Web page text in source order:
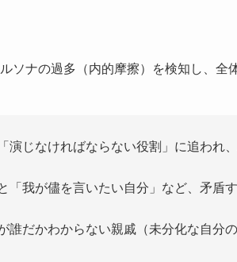
ソナの過多（内的摩擦）を検知し、全
演じなければならない役割」に追われ
「我が儘を言いたい自分」など、矛盾
誰だかわからない親戚（未分化な自分